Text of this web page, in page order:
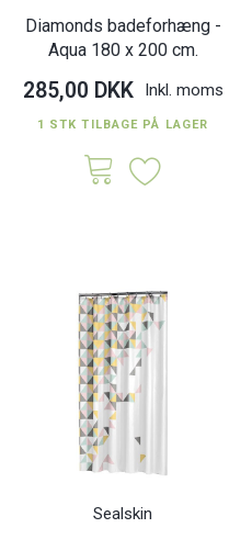
Diamonds badeforhæng -
Aqua 180 x 200 cm.
285,00 DKK Inkl. moms
1 STK TILBAGE PÅ LAGER
Sealskin